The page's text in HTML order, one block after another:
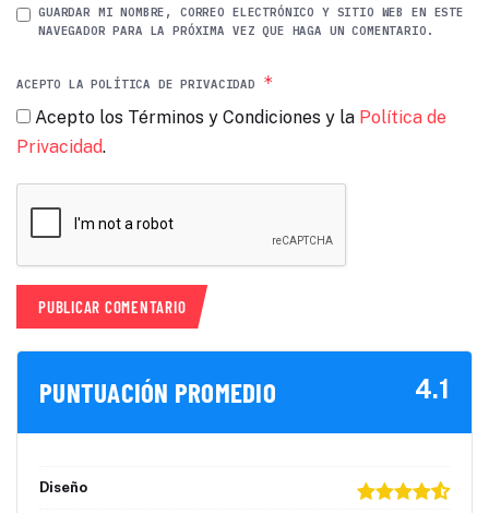
GUARDAR MI NOMBRE, CORREO ELECTRÓNICO Y SITIO WEB EN ESTE
NAVEGADOR PARA LA PRÓXIMA VEZ QUE HAGA UN COMENTARIO.
ACEPTO LA POLÍTICA DE PRIVACIDAD *
Acepto los Términos y Condiciones y la Política de
Privacidad.
PUNTUACIÓN PROMEDIO 4.1
Diseño